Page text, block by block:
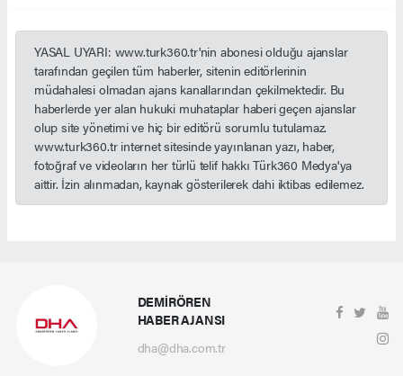
YASAL UYARI: www.turk360.tr'nin abonesi olduğu ajanslar
tarafından geçilen tüm haberler, sitenin editörlerinin
müdahalesi olmadan ajans kanallarından çekilmektedir. Bu
haberlerde yer alan hukuki muhataplar haberi geçen ajanslar
olup site yönetimi ve hiç bir editörü sorumlu tutulamaz.
www.turk360.tr internet sitesinde yayınlanan yazı, haber,
fotoğraf ve videoların her türlü telif hakkı Türk360 Medya'ya
aittir. İzin alınmadan, kaynak gösterilerek dahi iktibas edilemez.
DEMİRÖREN
HABER AJANSI
dha@dha.com.tr